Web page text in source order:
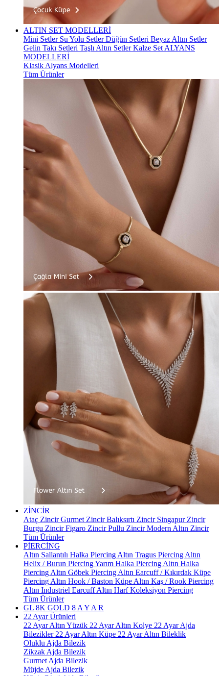
ALTIN SET MODELLERİ
Mini Setler Su Yolu SetlerDüğün Setleri Beyaz Altın Setler
Gelin Takı Setleri Taşlı Altın SetlerKalze Set ALYANS
MODELLERİ
Klasik Alyans Modelleri
Tüm Ürünler
ZİNCİR
Ataç ZincirGurmet ZincirBalıksırtı Zincir Singapur Zincir
Burgu ZincirFigaro ZincirPullu ZincirModern Altın Zincir
Tüm Ürünler
PİERCİNG
Altın Sallantılı Halka Piercing Altın Tragus Piercing Altın
Helix / Burun PiercingYarım Halka Piercing Altın Halka
Piercing Altın Göbek Piercing Altın Earcuff / Kıkırdak Küpe
Piercing Altın Hook / Baston Küpe Altın Kaş / Rook Piercing
Altın Industriel EarcuffAltın Harf Koleksiyon Piercing
Tüm Ürünler
GL 8K GOLD 8 A Y A R
22 Ayar Ürünleri
22 Ayar Altın Yüzük 22 Ayar Altın Kolye 22 Ayar Ajda
Bilezikler 22 Ayar Altın Küpe 22 Ayar Altın Bileklik
Oluklu Ajda Bilezik
Zikzak Ajda Bilezik
Gurmet Ajda Bilezik
Müjde Ajda Bilezik